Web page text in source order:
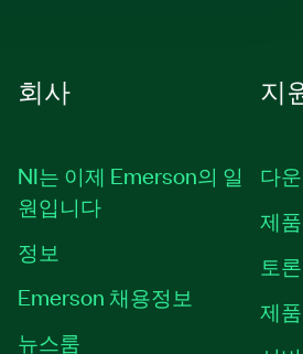
회사
NI는 이제 Emerson의 일
원입니다
정보
Emerson 채용정보
뉴스룸
지
다
제
토
제